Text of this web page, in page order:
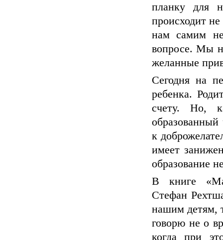
планку для
происходит
нам самим не
вопросе. Мы
желанные
Сегодня на
ребенка.
счету. Но,
к
имеет
образование
В книге
Стефан
нашим детям,
говорю не о
когда при